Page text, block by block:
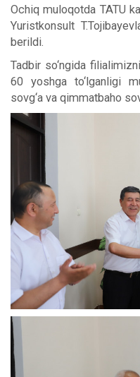
Ochiq muloqotda TATU
Yuristkonsult
berildi.
Tadbir so‘ngida
60 yoshga to‘lganligi
sovg‘a va qimmatbaho